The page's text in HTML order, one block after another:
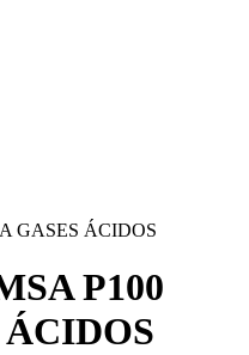
GASES ÁCIDOS
P100